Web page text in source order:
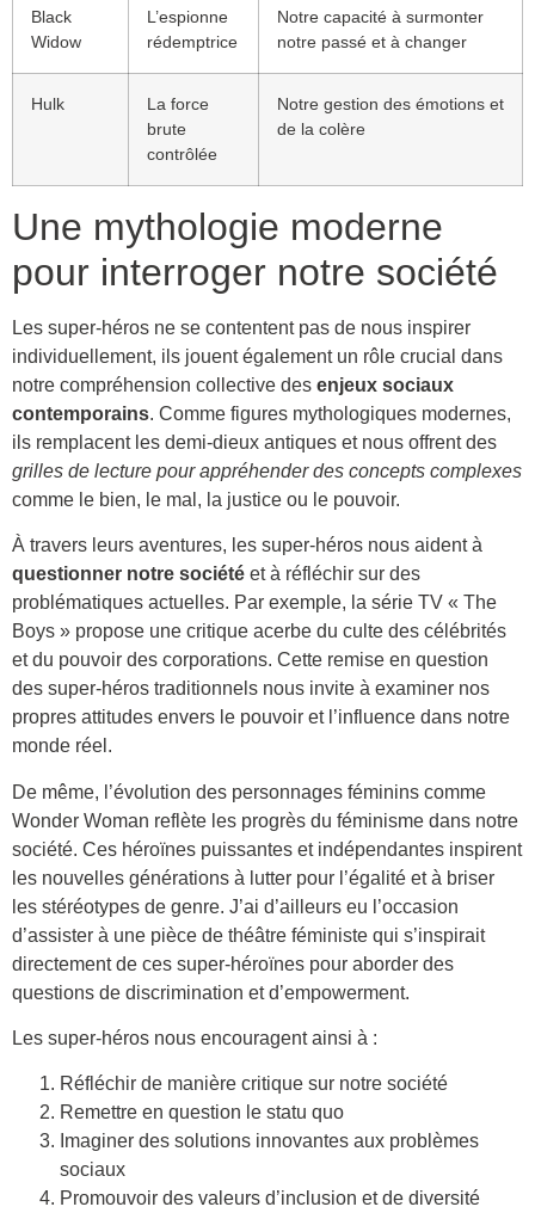
Black
Widow
L’espionne
rédemptrice
Notre capacité à surmonter
notre passé et à changer
Hulk
La force
brute
contrôlée
Notre gestion des émotions et
de la colère
Une mythologie moderne
pour interroger notre société
Les super-héros ne se contentent pas de nous inspirer
individuellement, ils jouent également un rôle crucial dans
notre compréhension collective des enjeux sociaux
contemporains. Comme figures mythologiques modernes,
ils remplacent les demi-dieux antiques et nous offrent des
grilles de lecture pour appréhender des concepts complexes
comme le bien, le mal, la justice ou le pouvoir.
À travers leurs aventures, les super-héros nous aident à
questionner notre société et à réfléchir sur des
problématiques actuelles. Par exemple, la série TV « The
Boys » propose une critique acerbe du culte des célébrités
et du pouvoir des corporations. Cette remise en question
des super-héros traditionnels nous invite à examiner nos
propres attitudes envers le pouvoir et l’influence dans notre
monde réel.
De même, l’évolution des personnages féminins comme
Wonder Woman reflète les progrès du féminisme dans notre
société. Ces héroïnes puissantes et indépendantes inspirent
les nouvelles générations à lutter pour l’égalité et à briser
les stéréotypes de genre. J’ai d’ailleurs eu l’occasion
d’assister à une pièce de théâtre féministe qui s’inspirait
directement de ces super-héroïnes pour aborder des
questions de discrimination et d’empowerment.
Les super-héros nous encouragent ainsi à :
Réfléchir de manière critique sur notre société
Remettre en question le statu quo
Imaginer des solutions innovantes aux problèmes
sociaux
Promouvoir des valeurs d’inclusion et de diversité